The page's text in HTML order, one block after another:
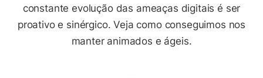
constante evolução das ameaças digitais é ser
proativo e sinérgico. Veja como conseguimos nos
manter animados e ágeis.